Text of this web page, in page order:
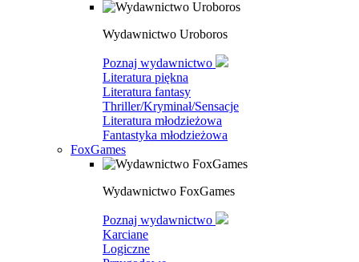
Wydawnictwo Uroboros
Poznaj wydawnictwo
Literatura piękna
Literatura fantasy
Thriller/Kryminał/Sensacje
Literatura młodzieżowa
Fantastyka młodzieżowa
FoxGames
Wydawnictwo FoxGames
Poznaj wydawnictwo
Karciane
Logiczne